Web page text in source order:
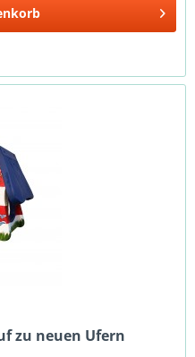
zu neuen Ufern